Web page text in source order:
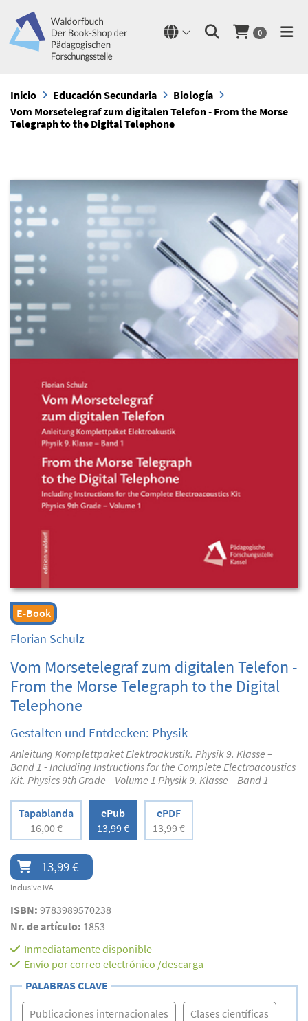
0
Inicio Educación Secundaria
Biología
Vom Morsetelegraf zum digitalen Telefon - From the Morse
Telegraph to the Digital Telephone
E-Book
Florian Schulz
Vom Morsetelegraf zum digitalen Telefon -
From the Morse Telegraph to the Digital
Telephone
Gestalten und Entdecken: Physik
Anleitung Komplettpaket Elektroakustik. Physik 9. Klasse –
Band 1 - Including Instructions for the Complete Electroacoustics
Kit. Physics 9th Grade – Volume 1 Physik 9. Klasse – Band 1
Tapablanda
16,00 €
ePub
13,99 €
ePDF
13,99 €
13,99 €
inclusive IVA
ISBN: 9783989570238
Nr. de artículo: 1853
Inmediatamente disponible
Envío por correo electrónico /descarga
PALABRAS CLAVE
Publicaciones internacionales Clases científicas